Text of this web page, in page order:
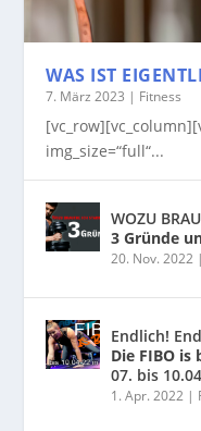
WAS IST
7. März 2023 | Fitness
img_size=“full“...
WOZU
3 Gründe
20. Nov. 2022 |
Endlich!
Die FIBO is
07. bis
1. Apr. 2022 |